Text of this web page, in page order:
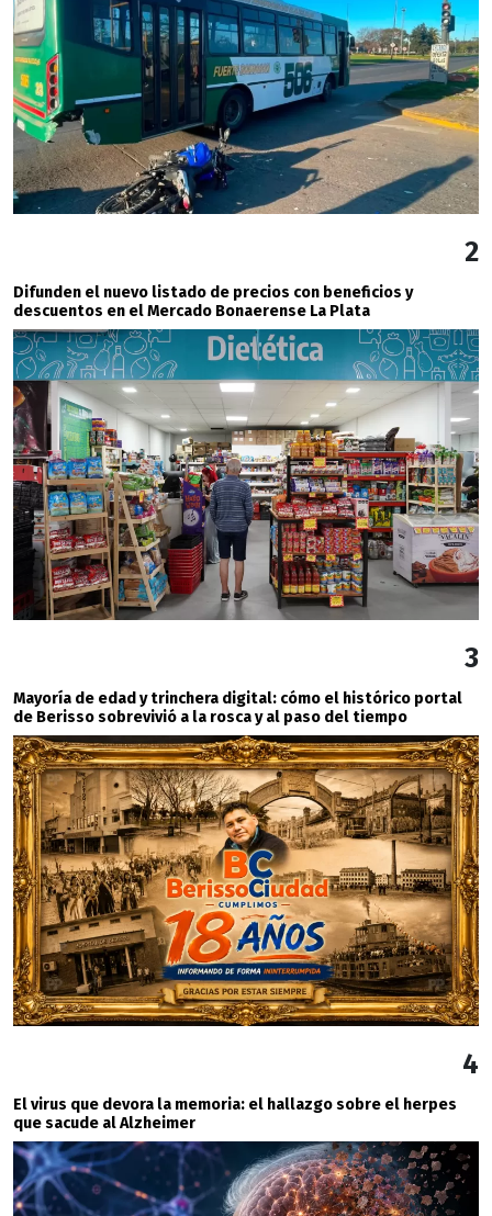
2
Difunden el nuevo listado de precios con beneficios y
descuentos en el Mercado Bonaerense La Plata
3
Mayoría de edad y trinchera digital: cómo el histórico portal
de Berisso sobrevivió a la rosca y al paso del tiempo
4
El virus que devora la memoria: el hallazgo sobre el herpes
que sacude al Alzheimer